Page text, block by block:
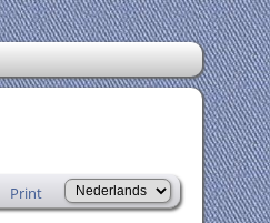
Print